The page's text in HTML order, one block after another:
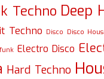
Techno Deep
Techno Disco Disco
Electro Disco
Hard Techno